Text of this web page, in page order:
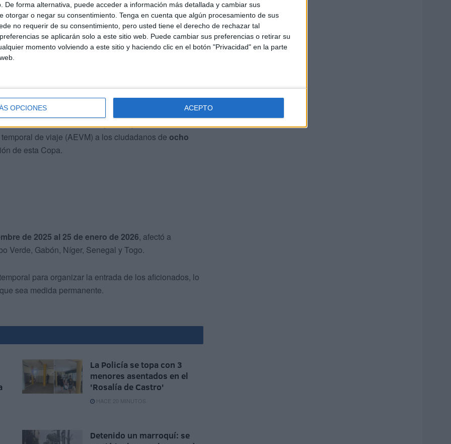
De forma alternativa, puede acceder a información más detallada y cambiar sus
otorgar o negar su consentimiento. Tenga en cuenta que algún procesamiento de sus
no requerir de su consentimiento, pero usted tiene el derecho de rechazar tal
se aplicarán solo a este sitio web. Puede cambiar sus preferencias o retirar su
momento volviendo a este sitio y haciendo clic en el botón "Privacidad" en la parte
OPCIONES ACEPTO
de la Copa
las autoridades marroquíes impusieron el
de viaje (AEVM) a los ciudadanos de ocho
de esta Copa.
de 2025 al 25 de enero de 2026, afectó a
Verde, Gabón, Níger, Senegal y Togo.
para organizar la entrada de los aficionados, lo
sea medida permanente.
La Policía se topa con 3
menores asentados en el
'Rosalía de Castro'
HACE 20 MINUTOS
Detenido un marroquí: se